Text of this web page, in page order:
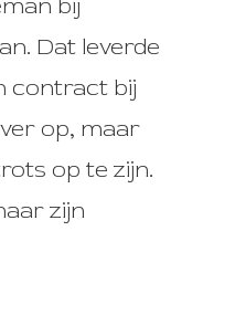
bij
Dat leverde
contract bij
op, maar
op te zijn.
zijn